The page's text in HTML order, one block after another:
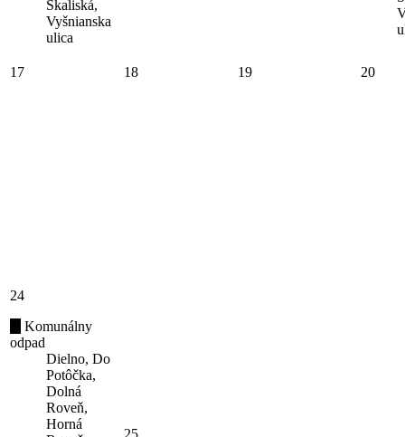
Skaliská,
Vyšnianska
ulica
17 18 19 20
24
Komunálny
odpad
Dielno, Do
Potôčka,
Dolná
Roveň,
Horná
25